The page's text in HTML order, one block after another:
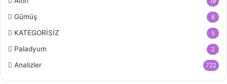
Gümüş 6
KATEGORİSİZ 5
Paladyum 2
Analizler 722